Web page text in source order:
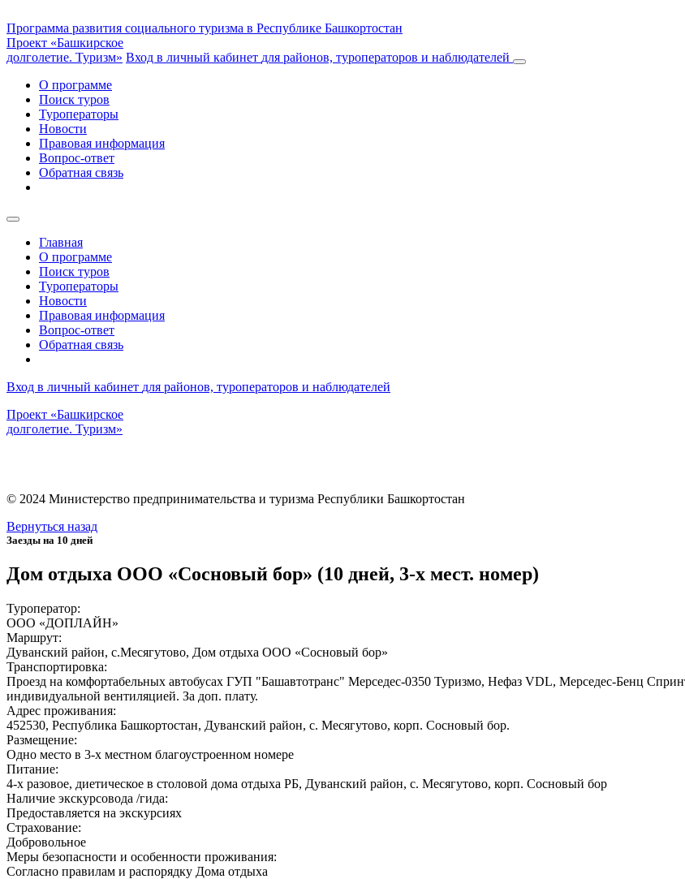
Программа развития социального туризма в Республике Башкортостан
Проект «Башкирское
долголетие. Туризм» Вход в личный кабинет для районов, туроператоров и наблюдателей
О программе
Поиск туров
Туроператоры
Новости
Правовая информация
Вопрос-ответ
Обратная связь
Главная
О программе
Поиск туров
Туроператоры
Новости
Правовая информация
Вопрос-ответ
Обратная связь
Вход в личный кабинет для районов, туроператоров и наблюдателей
Проект «Башкирское
долголетие. Туризм»
© 2024 Министерство предпринимательства и туризма Республики Башкортостан
Вернуться назад
Заезды на 10 дней
Дом отдыха ООО «Сосновый бор» (10 дней, 3-х мест. номер)
Туроператор:
ООО «ДОПЛАЙН»
Маршрут:
Дуванский район, с.Месягутово, Дом отдыха ООО «Сосновый бор»
Транспортировка:
Проезд на комфортабельных автобусах ГУП "Башавтотранс" Мерседес-0350 Туризмо, Нефаз VDL, Мерседес-Бенц
индивидуальной вентиляцией. За доп. плату.
Адрес проживания:
452530, Республика Башкортостан, Дуванский район, с. Месягутово, корп. Сосновый бор.
Размещение:
Одно место в 3-х местном благоустроенном номере
Питание:
4-х разовое, диетическое в столовой дома отдыха РБ, Дуванский район, с. Месягутово, корп. Сосновый бор
Наличие экскурсовода /гида:
Предоставляется на экскурсиях
Страхование:
Добровольное
Меры безопасности и особенности проживания:
Согласно правилам и распорядку Дома отдыха